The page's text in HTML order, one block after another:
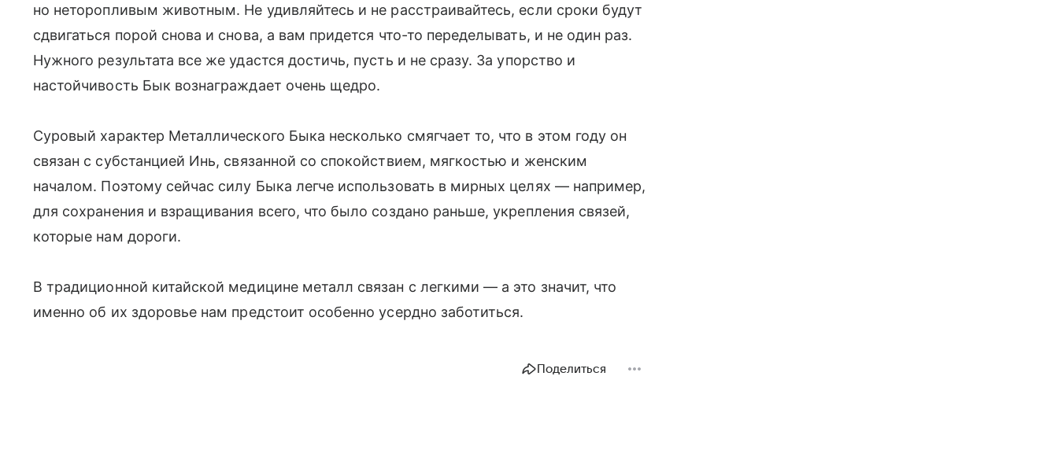
но неторопливым животным. Не удивляйтесь и не расстраивайтесь, если сроки будут
сдвигаться порой снова и снова, а вам придется что-то переделывать, и не один раз.
Нужного результата все же удастся достичь, пусть и не сразу. За упорство и
настойчивость Бык вознаграждает очень щедро.
Суровый характер Металлического Быка несколько смягчает то, что в этом году он
связан с субстанцией Инь, связанной со спокойствием, мягкостью и женским
началом. Поэтому сейчас силу Быка легче использовать в мирных целях — например,
для сохранения и взращивания всего, что было создано раньше, укрепления связей,
которые нам дороги.
В традиционной китайской медицине металл связан с легкими — а это значит, что
именно об их здоровье нам предстоит особенно усердно заботиться.
Поделиться